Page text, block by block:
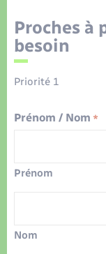
Proches à
besoin
Priorité 1
Prénom / Nom *
Prénom
Nom